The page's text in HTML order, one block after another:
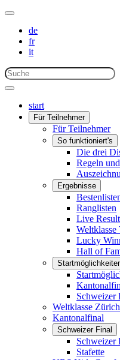
de
fr
it
start
Für Teilnehmer
Für Teilnehmer
So funktioniert's
Die drei
Regeln
Ergebnisse
Ranglisten
Live
Weltklasse
Lucky
Hall of
Schweizer
Weltklasse
Kantonalfinal
Schweizer Final
Schweizer
Stafette